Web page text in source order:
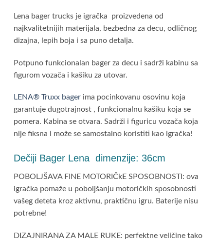
Lena bager trucks je igračka proizvedena od
najkvalitetnijih materijala, bezbedna za decu, odličnog
dizajna, lepih boja i sa puno detalja.
Potpuno funkcionalan bager za decu i sadrži kabinu sa
figurom vozača i kašiku za utovar.
LENA® Truxx bager ima pocinkovanu osovinu koja
garantuje dugotrajnost , funkcionalnu kašiku koja se
pomera. Kabina se otvara. Sadrži i figuricu vozača koja
nije fiksna i može se samostalno koristiti kao igračka!
Dečiji Bager Lena dimenzije: 36cm
POBOLJŠAVA FINE MOTORIČkE SPOSOBNOSTI: ova
igračka pomaže u poboljšanju motoričkih sposobnosti
vašeg deteta kroz aktivnu, praktičnu igru. Baterije nisu
potrebne!
DIZAJNIRANA ZA MALE RUKE: perfektne veličine tako